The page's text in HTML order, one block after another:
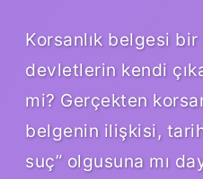
Korsanlık belgesi
devletlerin kendi
mi? Gerçekten
belgenin ilişkisi,
suç” olgusuna mı